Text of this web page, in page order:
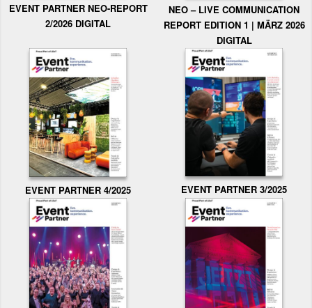
EVENT PARTNER NEO-REPORT
2/2026 DIGITAL
NEO – LIVE COMMUNICATION
REPORT EDITION 1 | MÄRZ 2026
DIGITAL
EVENT PARTNER 4/2025 EVENT PARTNER 3/2025